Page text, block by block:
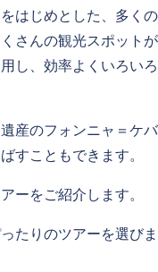
はじめとした、多くの
さんの観光スポットが
し、効率よくいろいろ
産のフォンニャ＝ケバ
すこともできます。
ーをご紹介します。
たりのツアーを選びま